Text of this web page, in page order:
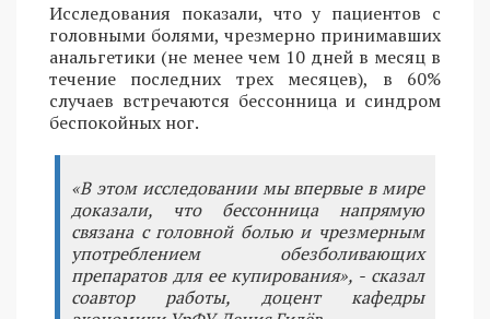
Исследования показали, что у пациентов с
головными болями, чрезмерно принимавших
анальгетики (не менее чем 10 дней в месяц в
течение последних трех месяцев), в 60%
случаев встречаются бессонница и синдром
беспокойных ног.
«В этом исследовании мы впервые в мире
доказали, что бессонница напрямую
связана с головной болью и чрезмерным
употреблением обезболивающих
препаратов для ее купирования», - сказал
соавтор работы, доцент кафедры